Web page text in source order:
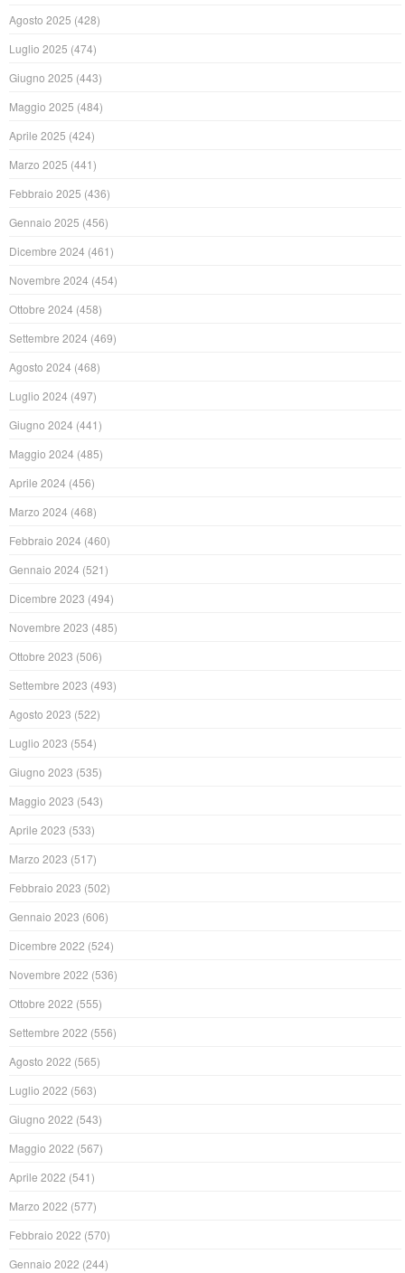
Agosto 2025 (428)
Luglio 2025 (474)
Giugno 2025 (443)
Maggio 2025 (484)
Aprile 2025 (424)
Marzo 2025 (441)
Febbraio 2025 (436)
Gennaio 2025 (456)
Dicembre 2024 (461)
Novembre 2024 (454)
Ottobre 2024 (458)
Settembre 2024 (469)
Agosto 2024 (468)
Luglio 2024 (497)
Giugno 2024 (441)
Maggio 2024 (485)
Aprile 2024 (456)
Marzo 2024 (468)
Febbraio 2024 (460)
Gennaio 2024 (521)
Dicembre 2023 (494)
Novembre 2023 (485)
Ottobre 2023 (506)
Settembre 2023 (493)
Agosto 2023 (522)
Luglio 2023 (554)
Giugno 2023 (535)
Maggio 2023 (543)
Aprile 2023 (533)
Marzo 2023 (517)
Febbraio 2023 (502)
Gennaio 2023 (606)
Dicembre 2022 (524)
Novembre 2022 (536)
Ottobre 2022 (555)
Settembre 2022 (556)
Agosto 2022 (565)
Luglio 2022 (563)
Giugno 2022 (543)
Maggio 2022 (567)
Aprile 2022 (541)
Marzo 2022 (577)
Febbraio 2022 (570)
Gennaio 2022 (244)